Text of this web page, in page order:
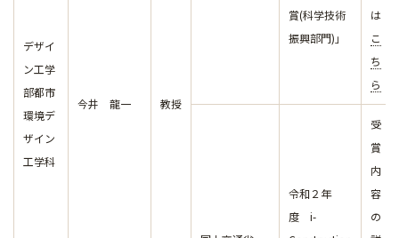
デザイ
ン工学
部都市
環境デ
ザイン
工学科
今井 龍一 教授
賞(科学技術
振興部門)」
は
こ
ち
ら
令和２年
度 i-
受
賞
内
容
の